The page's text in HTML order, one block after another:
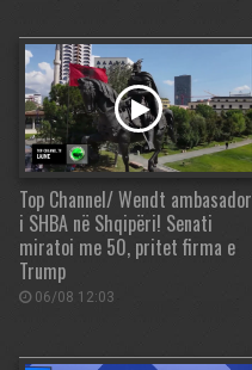
Top Channel/ Wendt ambasador
i SHBA në Shqipëri! Senati
miratoi me 50, pritet firma e
Trump
06/08 12:03